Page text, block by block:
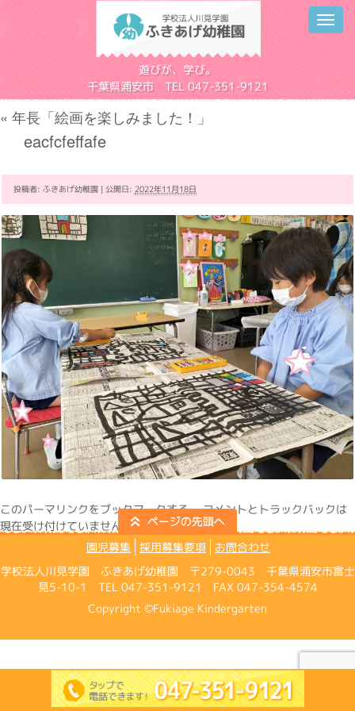
遊びが、学び。
千葉県浦安市 TEL 047-351-9121
« 年長「絵画を楽しみました！」
eacfcfeffafe
投稿者: ふきあげ幼稚園 | 公開日: 2022年11月18日
このパーマリンクをブックマークする。 コメントとトラックバックは
現在受け付けていません。
園児募集
採用募集要項
お問合わせ
学校法人川見学園 ふきあげ幼稚園 〒279-0043 千葉県浦安市富士
見5-10-1 TEL 047-351-9121 FAX 047-354-4574
Copyright ©Fukiage Kindergarten